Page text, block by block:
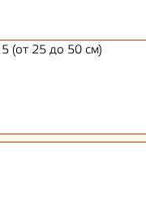
(от 25 до 50 см)